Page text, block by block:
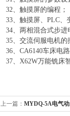
32、触摸屏的编程；
33、触摸屏、PLC、
34、两相混合式步进
35、交流伺服电机的
36、CA6140车床电
37、X62W万能铣床
上一篇： MYDQ-5A电气